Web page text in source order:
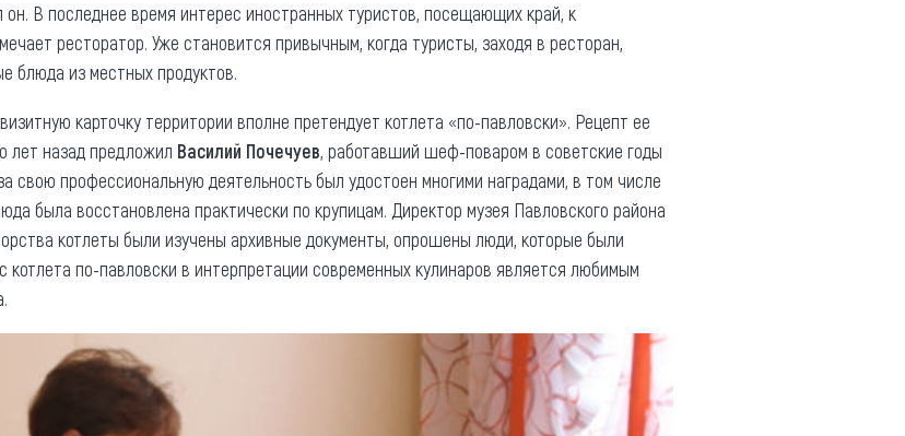
он. В последнее время интерес иностранных туристов, посещающих край, к
ресторатор. Уже становится привычным, когда туристы, заходя в ресторан,
блюда из местных продуктов.
карточку территории вполне претендует котлета «по-павловски». Рецепт ее
лет назад предложил Василий Почечуев, работавший шеф-поваром в советские годы
свою профессиональную деятельность был удостоен многими наградами, в том числе
была восстановлена практически по крупицам. Директор музея Павловского района
котлеты были изучены архивные документы, опрошены люди, которые были
по-павловски в интерпретации современных кулинаров является любимым